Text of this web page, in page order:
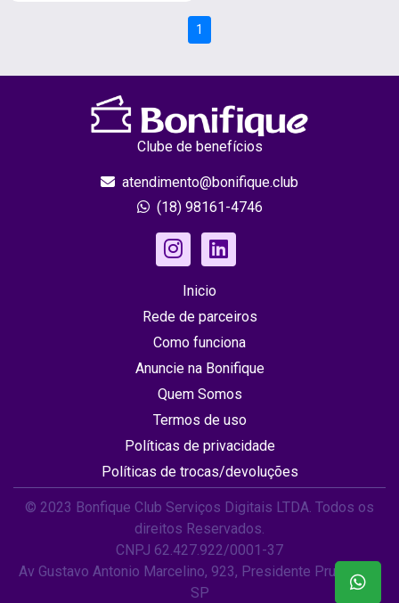
1
Clube de benefícios
atendimento@bonifique.club
(18) 98161-4746
Inicio
Rede de parceiros
Como funciona
Anuncie na Bonifique
Quem Somos
Termos de uso
Políticas de privacidade
Políticas de trocas/devoluções
© 2023 Bonfique Club Serviços Digitais LTDA. Todos os
direitos Reservados.
CNPJ 62.427.922/0001-37
Av Gustavo Antonio Marcelino, 923, Presidente Prudente /
SP